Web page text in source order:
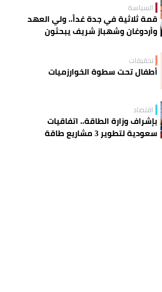
السياسة
قمة ثلاثية في جدة غداً.. ولي العهد
وأردوغان وشهباز شريف يبحثون
تحقيقات
أطفال تحت سطوة الخوارزميات
اقتصاد
بإشراف وزارة الطاقة.. اتفاقيات
سعودية لتطوير 3 مشاريع طاقة